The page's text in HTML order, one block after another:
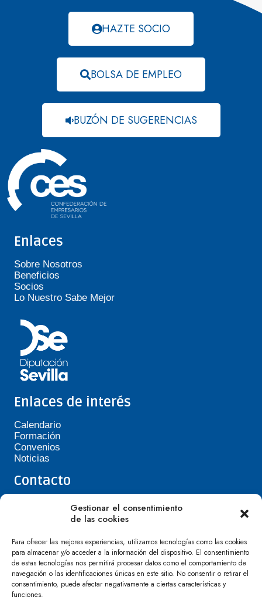
Gestionar el consentimiento
de las cookies
Para ofrecer las mejores experiencias, utilizamos tecnologías como las cookies
para almacenar y/o acceder a la información del dispositivo. El consentimiento
de estas tecnologías nos permitirá procesar datos como el comportamiento de
navegación o las identificaciones únicas en este sitio. No consentir o retirar el
consentimiento, puede afectar negativamente a ciertas características y
funciones.
HAZTE SOCIO
BOLSA DE EMPLEO
BUZÓN DE SUGERENCIAS
Enlaces
Sobre Nosotros
Beneficios
Socios
Lo Nuestro Sabe Mejor
Enlaces de interés
Calendario
Formación
Convenios
Noticias
Contacto
Teléfono de Asepavi: 623 394 601
asepavi20@gmail.com
Villafranca